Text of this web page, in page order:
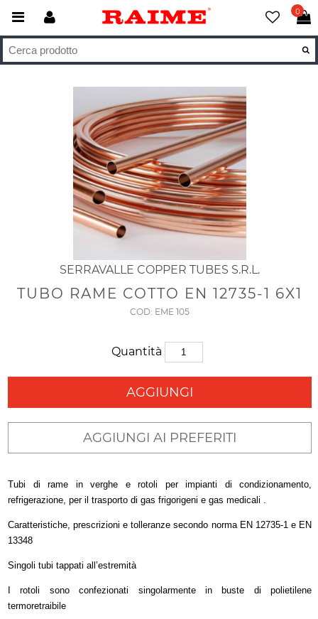
0
SERRAVALLE COPPER TUBES S.R.L.
TUBO RAME COTTO EN 12735-1 6X1
COD: EME 105
Quantità
AGGIUNGI
AGGIUNGI AI PREFERITI
Tubi di rame in verghe e rotoli per impianti di condizionamento,
refrigerazione, per il trasporto di gas frigorigeni e gas medicali .
Caratteristiche, prescrizioni e tolleranze secondo norma EN 12735-1 e EN
13348
Singoli tubi tappati all’estremità
I rotoli sono confezionati singolarmente in buste di polietilene
termoretraibile